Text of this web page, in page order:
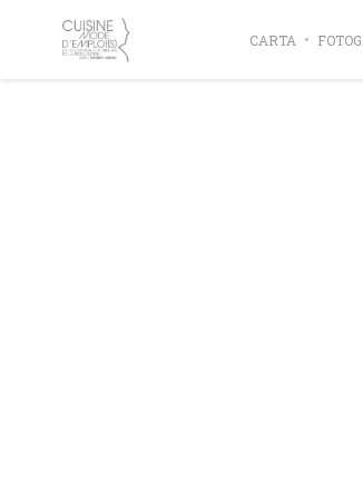
CARTA